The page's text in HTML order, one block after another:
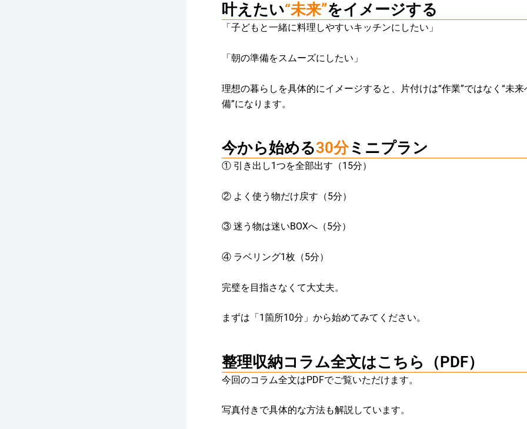
叶えたい“未来”をイメージする
「子どもと一緒に料理しやすいキッチンにしたい」
「朝の準備をスムーズにしたい」
理想の暮らしを具体的にイメージすると、
片付けは“作業”ではなく“未
備”になります。
今から始める30分ミニプラン
① 引き出し1つを全部出す（15分）
② よく使う物だけ戻す（5分）
③ 迷う物は迷いBOXへ（5分）
④ ラベリング1枚（5分）
完璧を目指さなくて大丈夫。
まずは「1箇所10分」から始めてみてください。
整理収納コラム全文はこちら（PDF）
今回のコラム全文はPDFでご覧いただけます。
写真付きで具体的な方法も解説しています。